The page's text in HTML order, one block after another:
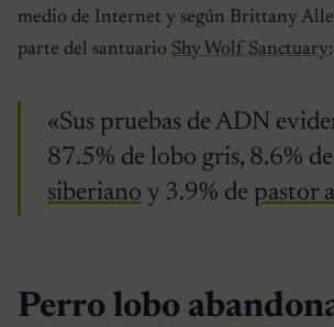
medio de Internet y según Brittany
parte del santuario Shy Wolf Sanctuary:
«Sus pruebas de ADN
87.5% de lobo gris, 8.6% de
siberiano y 3.9% de pastor
Perro lobo